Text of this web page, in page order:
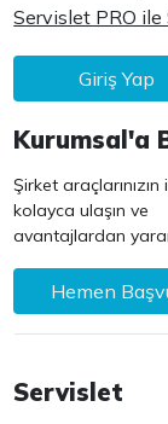
Servislet PRO ile
Giriş Yap
Kurumsal'a
Şirket
kolayca ulaşın ve
avantajlardan
Hemen
Servislet